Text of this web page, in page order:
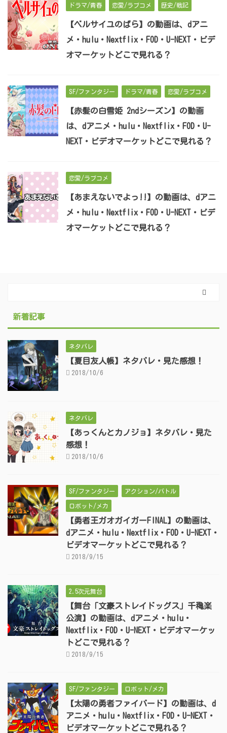
ドラマ/青春 恋愛/ラブコメ 歴史/戦記
【ベルサイユのばら】の動画は、dアニ
メ・hulu・Nextflix・FOD・U-NEXT・ビデ
オマーケットどこで見れる？
SF/ファンタジー ドラマ/青春 恋愛/ラブコメ
【赤髪の白雪姫 2ndシーズン】の動画
は、dアニメ・hulu・Nextflix・FOD・U-
NEXT・ビデオマーケットどこで見れる？
恋愛/ラブコメ
【あまえないでよっ!!】の動画は、dアニ
メ・hulu・Nextflix・FOD・U-NEXT・ビデ
オマーケットどこで見れる？
新着記事
ネタバレ
【夏目友人帳】ネタバレ・見た感想！
2018/10/6
ネタバレ
【あっくんとカノジョ】ネタバレ・見た
感想！
2018/10/6
SF/ファンタジー アクション/バトル
ロボット/メカ
【勇者王ガオガイガーFINAL】の動画は、
dアニメ・hulu・Nextflix・FOD・U-NEXT・
ビデオマーケットどこで見れる？
2018/9/15
2.5次元舞台
【舞台「文豪ストレイドッグス」千穐楽
公演】の動画は、dアニメ・hulu・
Nextflix・FOD・U-NEXT・ビデオマーケッ
トどこで見れる？
2018/9/15
SF/ファンタジー ロボット/メカ
【太陽の勇者ファイバード】の動画は、d
アニメ・hulu・Nextflix・FOD・U-NEXT・
ビデオマーケットどこで見れる？